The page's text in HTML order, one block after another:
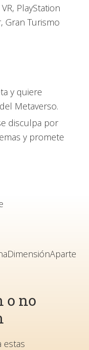
PlayStation
Gran Turismo
y quiere
Metaverso.
disculpa por
y promete
o no
estas